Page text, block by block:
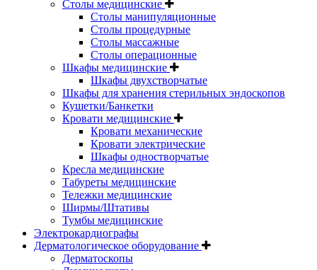
Столы медицинские
Столы манипуляционные
Столы процедурные
Столы массажные
Столы операционные
Шкафы медицинские
Шкафы двухстворчатые
Шкафы для хранения стерильных эндоскопов
Кушетки/Банкетки
Кровати медицинские
Кровати механические
Кровати электрические
Шкафы одностворчатые
Кресла медицинские
Табуреты медицинские
Тележки медицинские
Ширмы/Штативы
Тумбы медицинские
Электрокардиографы
Дерматологическое оборудование
Дерматоскопы